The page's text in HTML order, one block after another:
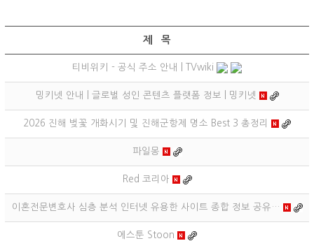
제 목
티비위키 - 공식 주소 안내 | TVwiki
밍키넷 안내 | 글로벌 성인 콘텐츠 플랫폼 정보 | 밍키넷
2026 진해 벚꽃 개화시기 및 진해군항제 명소 Best 3 총정리
파일몽
Red 코리아
이혼전문변호사 심층 분석 인터넷 유용한 사이트 종합 정보 공유…
에스툰 Stoon